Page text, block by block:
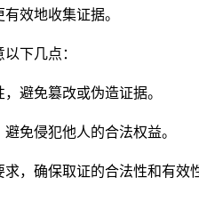
效地收集证据。
下几点：
避免篡改或伪造证据。
免侵犯他人的合法权益。
，确保取证的合法性和有效